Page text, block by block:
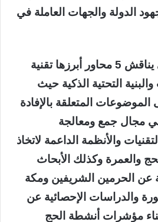
الدولة والجهات العاملة في
وأشار إلى أن الملتقى يناقش 5 محاور أبرزها تقنية
التحتية الذكية حيث
المتعلقة بالإفادة
مجال جمع ومعالجة
والأنظمة الداعمة لاتخاذ
والعمرة وكذلك الأبحاث
عن الحرمين الشريفين ومكة
والدراسات الإحصائية عن
مؤشرات أنشطة الحج